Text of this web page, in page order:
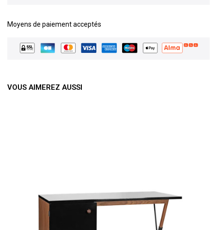
Moyens de paiement acceptés
VOUS AIMEREZ AUSSI